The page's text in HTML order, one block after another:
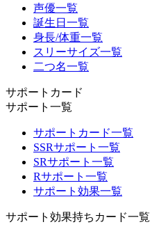
声優一覧
誕生日一覧
身長/体重一覧
スリーサイズ一覧
二つ名一覧
サポートカード
サポート一覧
サポートカード一覧
SSRサポート一覧
SRサポート一覧
Rサポート一覧
サポート効果一覧
サポート効果持ちカード一覧